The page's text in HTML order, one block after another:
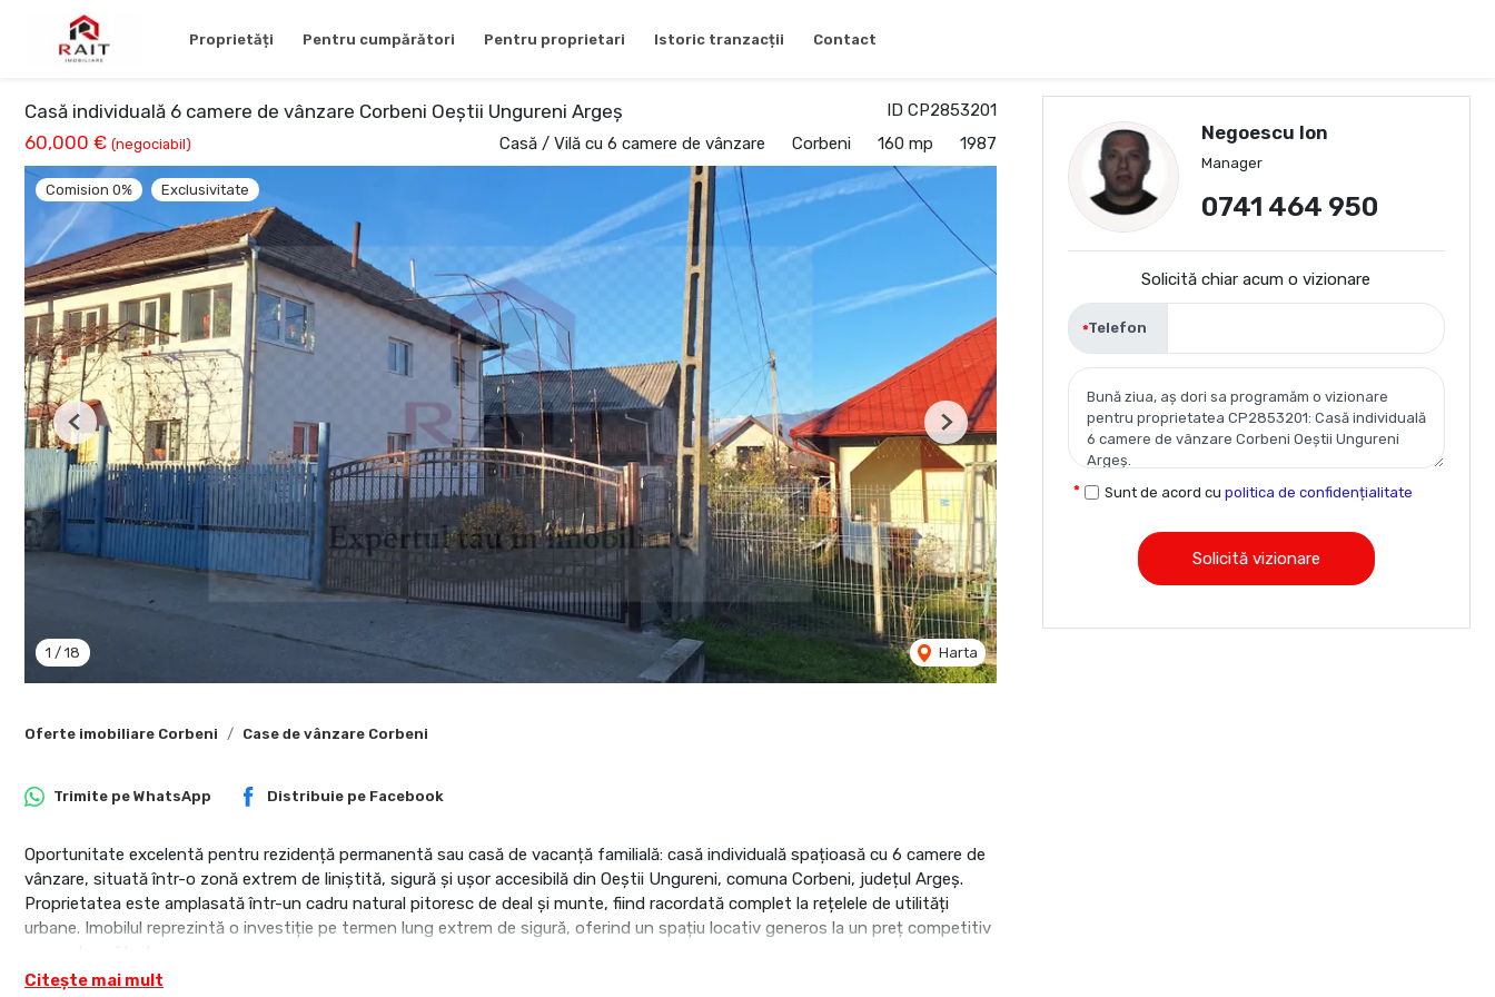
Proprietăți Pentru cumpărători Pentru proprietari Istoric tranzacții Contact
ID CP2853201
Casă individuală 6 camere de vânzare Corbeni Oeștii Ungureni Argeș
60,000 € (negociabil) Casă / Vilă cu 6 camere de vânzare Corbeni 160 mp 1987
Comision 0% Exclusivitate
1 / 18 Harta
Previous Next
Oferte imobiliare Corbeni Case de vânzare Corbeni
Trimite pe WhatsApp Distribuie pe Facebook
Oportunitate excelentă pentru rezidență permanentă sau casă de vacanță familială: casă individuală spațioasă cu 6 camere de
vânzare, situată într-o zonă extrem de liniștită, sigură și ușor accesibilă din Oeștii Ungureni, comuna Corbeni, județul Argeș.
Proprietatea este amplasată într-un cadru natural pitoresc de deal și munte, fiind racordată complet la rețelele de utilități
urbane. Imobilul reprezintă o investiție pe termen lung extrem de sigură, oferind un spațiu locativ generos la un preț competitiv
Citește mai mult
Negoescu Ion
Manager
0741 464 950
Solicită chiar acum o vizionare
Telefon
Sunt de acord cu politica de confidențialitate
Solicită vizionare